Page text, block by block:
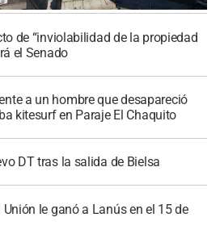
de “inviolabilidad de la propiedad
el Senado
a un hombre que desapareció
kitesurf en Paraje El Chaquito
DT tras la salida de Bielsa
Unión le ganó a Lanús en el 15 de